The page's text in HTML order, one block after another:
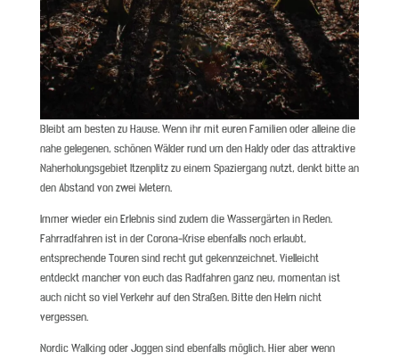
Bleibt am besten zu Hause. Wenn ihr mit euren Familien oder alleine die
nahe gelegenen, schönen Wälder rund um den Haldy oder das attraktive
Naherholungsgebiet Itzenplitz zu einem Spaziergang nutzt, denkt bitte an
den Abstand von zwei Metern.
Immer wieder ein Erlebnis sind zudem die Wassergärten in Reden.
Fahrradfahren ist in der Corona-Krise ebenfalls noch erlaubt,
entsprechende Touren sind recht gut gekennzeichnet. Vielleicht
entdeckt mancher von euch das Radfahren ganz neu, momentan ist
auch nicht so viel Verkehr auf den Straßen. Bitte den Helm nicht
vergessen.
Nordic Walking oder Joggen sind ebenfalls möglich. Hier aber wenn